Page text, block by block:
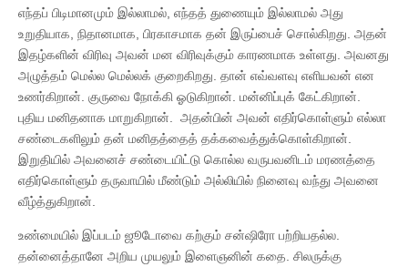
எந்தப் பிடிமானமும் இல்லாமல், எந்தத் துணையும் இல்லாமல் அது
உறுதியாக, நிதானமாக, பிரகாசமாக தன் இருப்பைச் சொல்கிறது. அதன்
இதழ்களின் விரிவு அவன் மன விரிவுக்கும் காரணமாக உள்ளது. அவனது
அழுத்தம் மெல்ல மெல்லக் குறைகிறது. தான் எவ்வளவு எளியவன் என
உணர்கிறான். குருவை நோக்கி ஓடுகிறான். மன்னிப்புக் கேட்கிறான்.
புதிய மனிதனாக மாறுகிறான். அதன்பின் அவன் எதிர்கொள்ளும் எல்லா
சண்டைகளிலும் தன் மனிதத்தைத் தக்கவைத்துக்கொள்கிறான்.
இறுதியில் அவனைச் சண்டையிட்டு கொல்ல வருபவனிடம் மரணத்தை
எதிர்கொள்ளும் தருவாயில் மீண்டும் அல்லியில் நினைவு வந்து அவனை
வீழ்த்துகிறான்.
உண்மையில் இப்படம் ஜூடோவை கற்கும் சன்ஷிரோ பற்றியதல்ல.
தன்னைத்தானே அறிய முயலும் இளைஞனின் கதை. சிலருக்கு